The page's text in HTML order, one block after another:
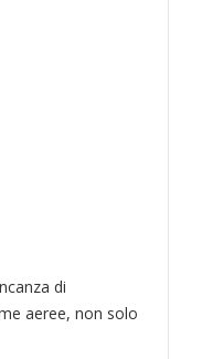
di
aeree, non solo